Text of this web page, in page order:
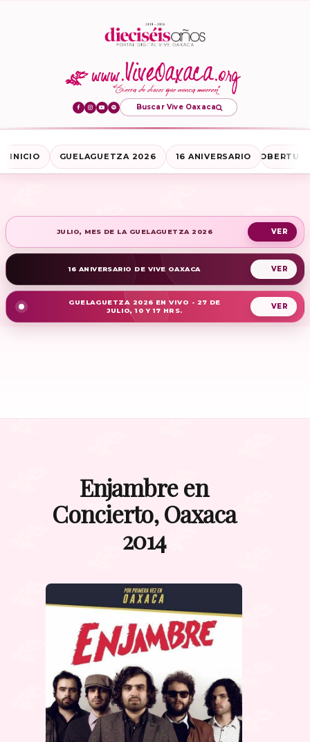
Buscar Vive Oaxaca
INICIO GUELAGUETZA 2026 16 ANIVERSARIO
JULIO, MES DE LA GUELAGUETZA 2026
16 ANIVERSARIO DE VIVE OAXACA
GUELAGUETZA 2026 EN VIVO - 27 DE
JULIO, 10 Y 17 HRS.
Enjambre en
Concierto, Oaxaca
2014